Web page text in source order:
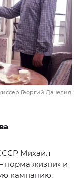
Георгий Данелия
Михаил
норма жизни» и
кампанию,